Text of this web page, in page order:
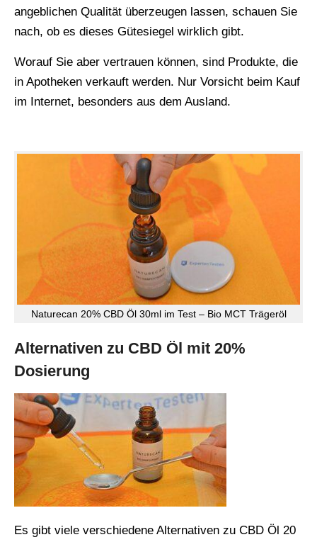
angeblichen Qualität überzeugen lassen, schauen Sie
nach, ob es dieses Gütesiegel wirklich gibt.
Worauf Sie aber vertrauen können, sind Produkte, die
in Apotheken verkauft werden. Nur Vorsicht beim Kauf
im Internet, besonders aus dem Ausland.
Naturecan 20% CBD Öl 30ml im Test – Bio MCT Trägeröl
Alternativen zu CBD Öl mit 20%
Dosierung
Es gibt viele verschiedene Alternativen zu CBD Öl 20